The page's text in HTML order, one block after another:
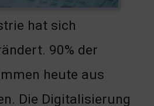
hat sich
90% der
heute aus
Die Digitalisierung